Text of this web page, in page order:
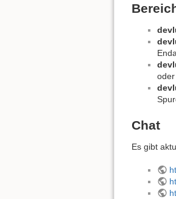
Chat
Es gibt